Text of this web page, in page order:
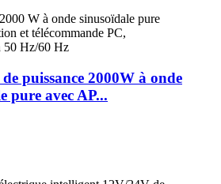
puissance 2000W à onde
pure avec AP...